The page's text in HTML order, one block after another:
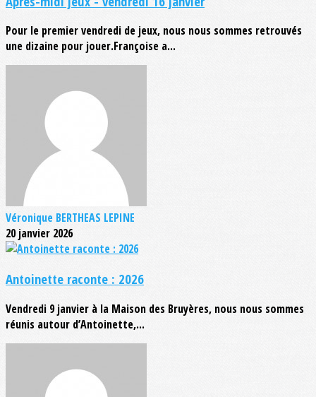
Pour le premier vendredi de jeux, nous nous sommes retrouvés
une dizaine pour jouer.Françoise a...
Véronique BERTHEAS LEPINE
20 janvier 2026
Antoinette raconte : 2026
Vendredi 9 janvier à la Maison des Bruyères, nous nous sommes
réunis autour d’Antoinette,...